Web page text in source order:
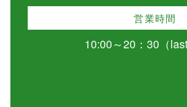
営業時間
10:00～20：30（